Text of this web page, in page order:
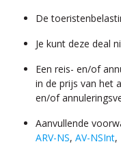
De
Je kunt deze deal
Een reis- en/of
in de prijs van het
en/of
Aanvullende
ARV-NS, AV-NSInt,